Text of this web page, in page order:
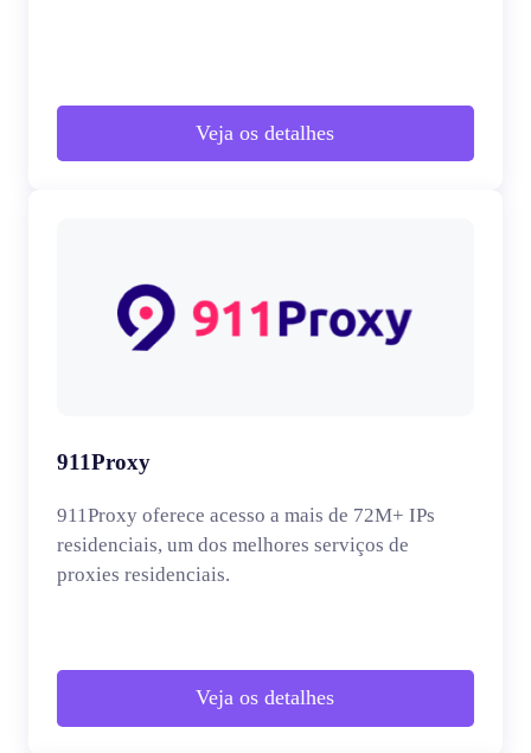
Veja os detalhes
911Proxy
911Proxy oferece acesso a mais de 72M+ IPs
residenciais, um dos melhores serviços de
proxies residenciais.
Veja os detalhes